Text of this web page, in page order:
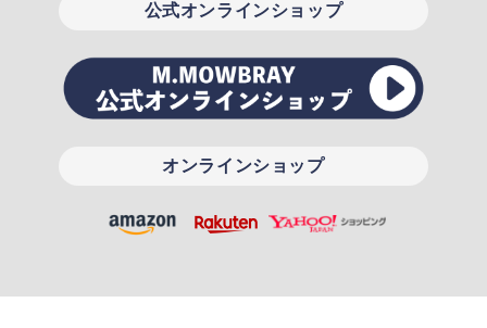
公式オンラインショップ
オンラインショップ